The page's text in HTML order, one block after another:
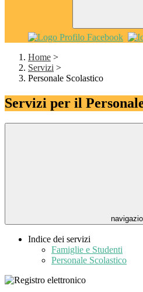
Home >
Servizi >
Personale Scolastico
Servizi per il
Indice dei servizi
Famiglie e Studenti
Personale Scolastico